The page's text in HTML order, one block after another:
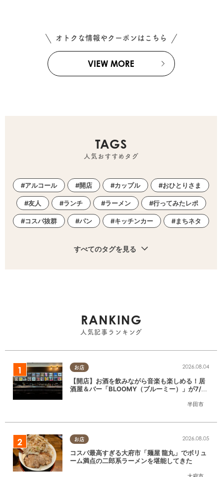
オトクな情報やクーポンはこちら
VIEW MORE
TAGS
人気おすすめタグ
アルコール 開店 カップル おひとりさま
友人 ランチ ラーメン 行ってみたレポ
コスパ抜群 パン キッチンカー まちネタ
すべてのタグを見る
RANKING
人気記事ランキング
お店
半田市
2026.08.04
【開店】お酒を飲みながら音楽も楽しめる！居
酒屋＆バー「BLOOMY（ブルーミー）」が7/3
お店 2026.08.05
コスパ最高すぎる大府市「麺屋 龍丸」でボリュ
ーム満点の二郎系ラーメンを堪能してきた